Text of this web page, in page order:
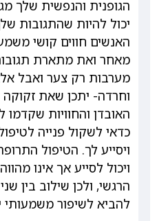
הגופנית והנפשית שלך
יכול להיות שהתגובות
האנשים חווים קושי
מאחר ואת מתארת
מערבות רק צער ואבל
וחרדה- יתכן שאת
האובדן והחוויות שקדמו
כדאי לשקול פנייה
ויסייע לך. הטיפול
ויכול לסייע אך אינו
הרגשי, ולכן שילוב בין
להביא לשיפור משמעותי